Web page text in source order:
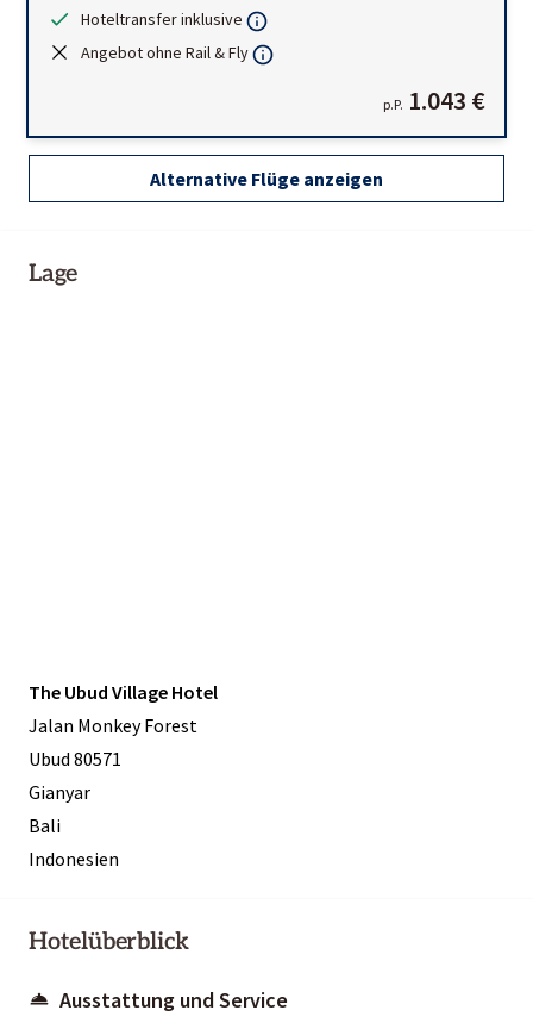
Hoteltransfer inklusive
Angebot ohne Rail & Fly
p.P. 1.043 €
Alternative Flüge anzeigen
Lage
The Ubud Village Hotel
Jalan Monkey Forest
Ubud 80571
Gianyar
Bali
Indonesien
Hotelüberblick
Ausstattung und Service